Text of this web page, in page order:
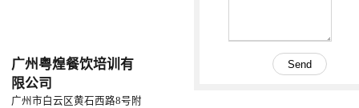
广州粤煌餐饮培训有
限公司
广州市白云区黄石西路8号附